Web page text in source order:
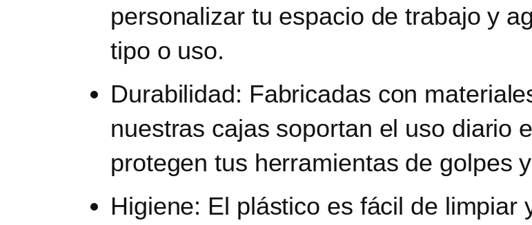
personalizar tu espacio de trabajo y
tipo o uso.
Durabilidad: Fabricadas con
nuestras cajas soportan el uso diario
protegen tus herramientas de golpes
Higiene: El plástico es fácil de limpiar